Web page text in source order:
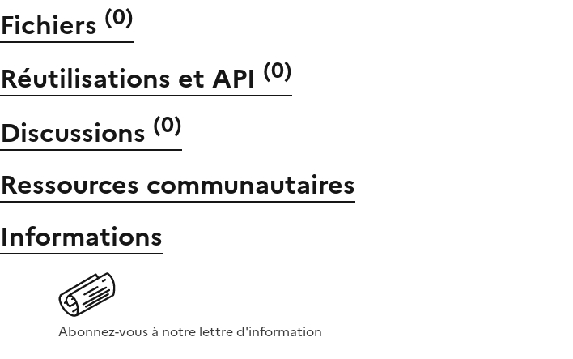
Fichiers (0)
Réutilisations et API (0)
Discussions (0)
Ressources communautaires
Informations
Abonnez-vous à notre lettre d'information